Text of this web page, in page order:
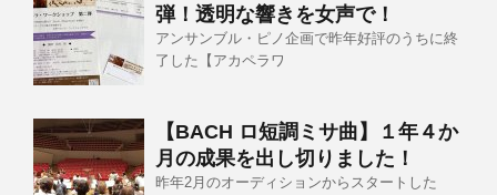
弾！透明な響きを女声で！
アンサンブル・ピノ企画で昨年好評のうちに終
了した【アカペラワ
【BACH ロ短調ミサ曲】１年４か
月の成果を出し切りました！
昨年2月のオーディションからスタートした